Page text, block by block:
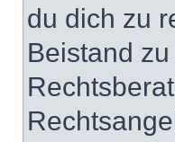
du dich zu
Beistand